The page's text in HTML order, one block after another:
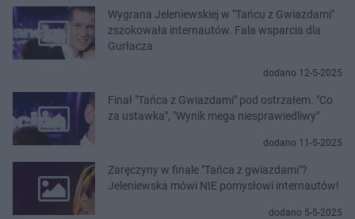
Wygrana Jeleniewskiej w "Tańcu z Gwiazdami"
zszokowała internautów. Fala wsparcia dla
Gurłacza
dodano 12-5-2025
Finał "Tańca z Gwiazdami" pod ostrzałem. "Co
za ustawka", "Wynik mega niesprawiedliwy"
dodano 11-5-2025
Zaręczyny w finale "Tańca z gwiazdami"?
Jeleniewska mówi NIE pomysłowi internautów!
dodano 5-5-2025